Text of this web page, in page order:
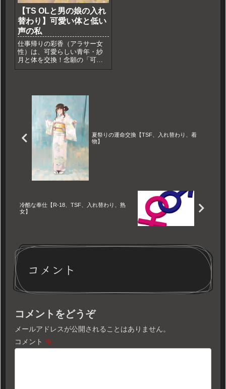
【TS OLと男の娘の入れ
替わり】可愛い体と低い
声の私
仕事帰りの彩香（アラサー女
性）は、可愛らしい青年・紗
月と体を交換！念願の「可愛
い体」を手に入れたものの、
夏祭りの運命交換【TSF、入れ替わり、着
物】
冷酷な奉仕【R-18、TSF、入れ替わり、熟
女】
コメント
コメントをどうぞ
メールアドレスが公開されることはありません。
コメント ※